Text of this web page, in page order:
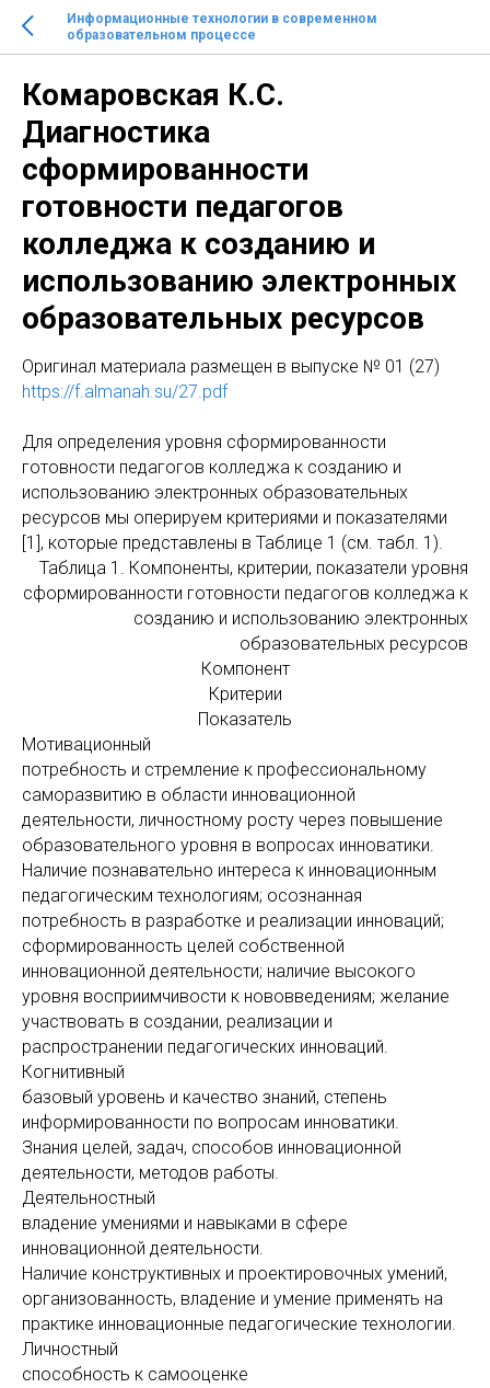
Информационные технологии в современном
образовательном процессе
Комаровская К.С.
Диагностика
сформированности
готовности педагогов
колледжа к созданию и
использованию электронных
образовательных ресурсов
Оригинал материала размещен в выпуске № 01 (27)
https://f.almanah.su/27.pdf
Для определения уровня сформированности
готовности педагогов колледжа к созданию и
использованию электронных образовательных
ресурсов мы оперируем критериями и показателями
[1], которые представлены в Таблице 1 (см. табл. 1).
Таблица 1. Компоненты, критерии, показатели уровня
сформированности готовности педагогов колледжа к
созданию и использованию электронных
образовательных ресурсов
Компонент
Критерии
Показатель
Мотивационный
потребность и стремление к профессиональному
саморазвитию в области инновационной
деятельности, личностному росту через повышение
образовательного уровня в вопросах инноватики.
Наличие познавательно интереса к инновационным
педагогическим технологиям; осознанная
потребность в разработке и реализации инноваций;
сформированность целей собственной
инновационной деятельности; наличие высокого
уровня восприимчивости к нововведениям; желание
участвовать в создании, реализации и
распространении педагогических инноваций.
Когнитивный
базовый уровень и качество знаний, степень
информированности по вопросам инноватики.
Знания целей, задач, способов инновационной
деятельности, методов работы.
Деятельностный
владение умениями и навыками в сфере
инновационной деятельности.
Наличие конструктивных и проектировочных умений,
организованность, владение и умение применять на
практике инновационные педагогические технологии.
Личностный
способность к самооценке